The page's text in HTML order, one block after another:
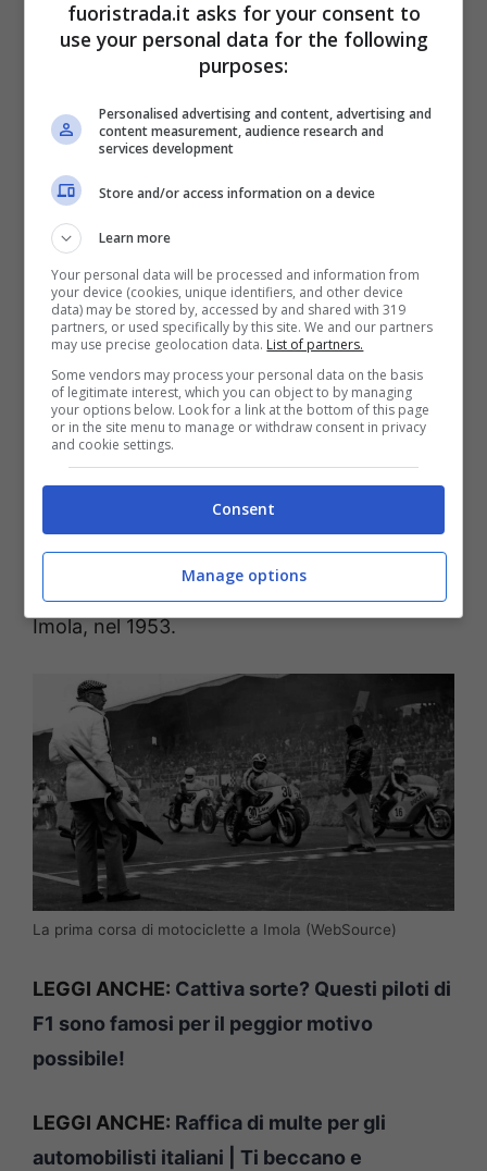
La storia del motociclismo
fino ad oggi
Vi sono anche alcune fonti che affermano di
aver registrato una gara antecedente al 1891,
Belle Epoquesi è basata anche su questo
comparto sempre in crescita. Dalla Francia è
partita, quindi, la prima serie di iniziative
relative al motociclismo. Oggi, però, sono ben
altri gli attori principali nel settore.
Si va, quindi, dalla gara di Merelle e Serpollet,
a bordo dei loro tricicli De Dion-Bouton, con
varie problematiche di partenza
percorso impantanato dalla pioggia, fino ad
arrivare alla prima corsa del Motomondiale ad
Imola, nel 1953.
La prima corsa di motociclette a Imola (WebSource)
LEGGI ANCHE: Cattiva sorte? Questi piloti di
F1 sono famosi per il peggior motivo
possibile!
LEGGI ANCHE: Raffica di multe per gli
automobilisti italiani | Ti beccano e
fuoristrada.it asks for your consent to
use your personal data for the following
purposes:
Personalised advertising and content, advertising and
content measurement, audience research and
services development
Store and/or access information on a device
Learn more
Your personal data will be processed and information from
your device (cookies, unique identifiers, and other device
data) may be stored by, accessed by and shared with 319
partners, or used specifically by this site. We and our partners
may use precise geolocation data. List of partners.
Some vendors may process your personal data on the basis
of legitimate interest, which you can object to by managing
your options below. Look for a link at the bottom of this page
or in the site menu to manage or withdraw consent in privacy
and cookie settings.
Consent
Manage options